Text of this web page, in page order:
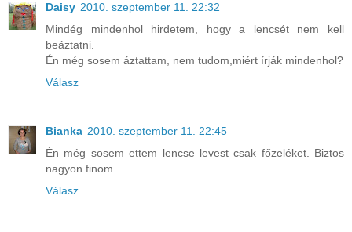
Daisy 2010. szeptember 11. 22:32
Mindég mindenhol hirdetem, hogy a lencsét nem kell
beáztatni.
Én még sosem áztattam, nem tudom,miért írják mindenhol?
Válasz
Bianka 2010. szeptember 11. 22:45
Én még sosem ettem lencse levest csak főzeléket. Biztos
nagyon finom
Válasz